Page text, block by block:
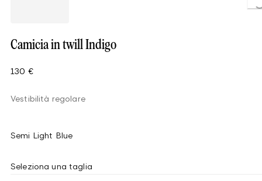
Camicia in twill Indigo
130 €
Vestibilità regolare
Semi Light Blue
Seleziona una taglia